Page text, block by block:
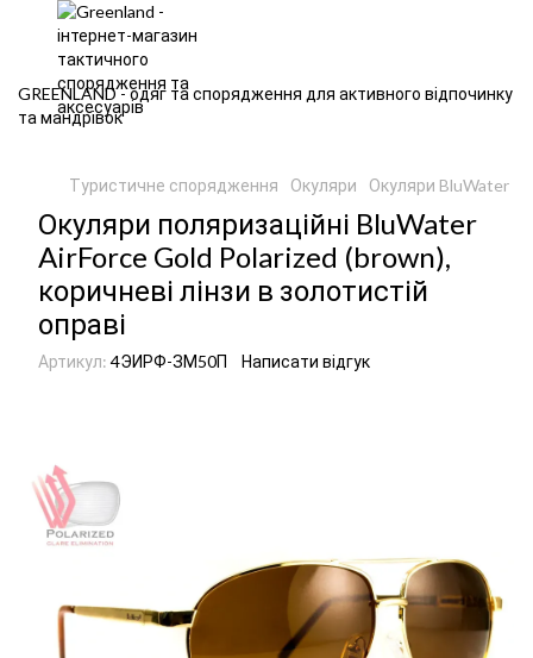
GREENLAND - одяг та спорядження для активного відпочинку
та мандрівок
Туристичне спорядження Окуляри Окуляри BluWater
Окуляри поляризаційні BluWater
AirForce Gold Polarized (brown),
коричневі лінзи в золотистій
оправі
Артикул: 4ЭИРФ-ЗМ50П Написати відгук